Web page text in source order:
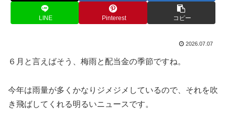
LINE Pinterest コピー
2026.07.07
６月と言えばそう、梅雨と配当金の季節ですね。
今年は雨量が多くかなりジメジメしているので、それを吹
き飛ばしてくれる明るいニュースです。